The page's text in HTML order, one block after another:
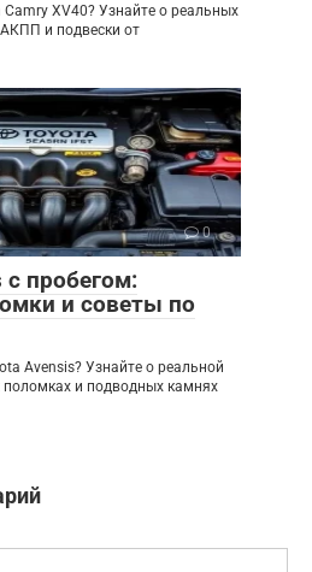
XV40? Узнайте о реальных
и подвески от
0
с пробегом:
и советы по
Avensis? Узнайте о реальной
поломках и подводных камнях